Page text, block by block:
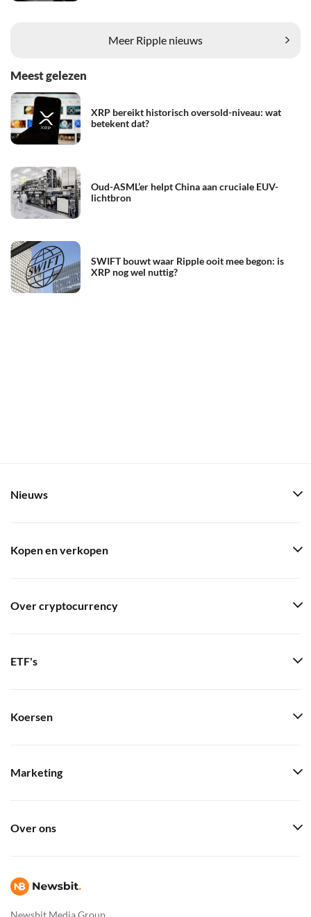
Meer Ripple nieuws
Meest gelezen
XRP bereikt historisch oversold-niveau: wat
betekent dat?
Oud-ASML’er helpt China aan cruciale EUV-
lichtbron
SWIFT bouwt waar Ripple ooit mee begon: is
XRP nog wel nuttig?
Newsbit Media Group
Nieuws
Kopen en verkopen
Over cryptocurrency
ETF's
Koersen
Marketing
Over ons